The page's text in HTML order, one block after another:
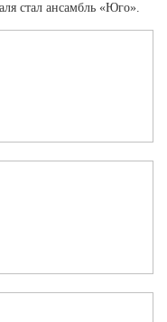
стал ансамбль «Юго».